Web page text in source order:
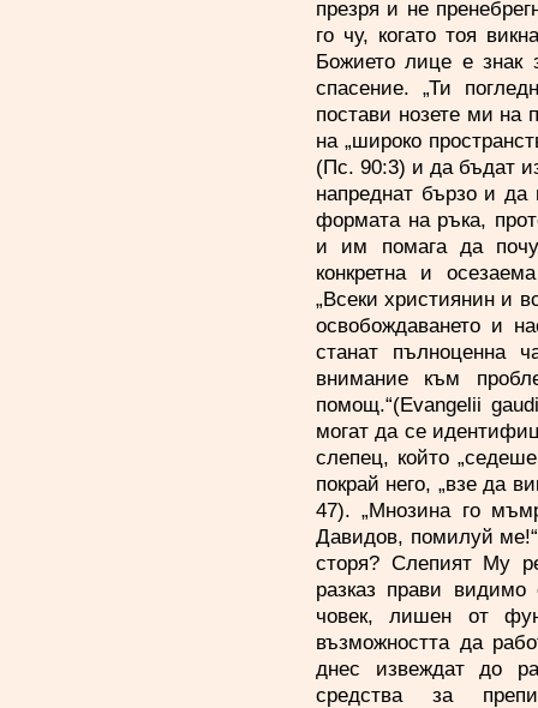
презря и не
го чу, когато тоя
Божието лице е знак
спасение. „Ти
постави нозете ми на
на „широко
(Пс. 90:3) и да бъдат
напреднат бързо и да
формата на ръка,
и им помага да
конкретна и
„Всеки християнин и
освобождаването и
станат пълноценна
внимание към
помощ.“(Evangelii
могат да се
слепец, който
покрай него, „взе да
47). „Мнозина го
Давидов, помилуй
сторя? Слепият Му
разказ прави
човек, лишен от
възможността да
днес извеждат до
средства за